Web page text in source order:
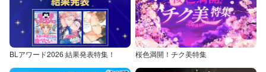
BLアワード2026 結果発表特集！ 桜色満開！チク美特集